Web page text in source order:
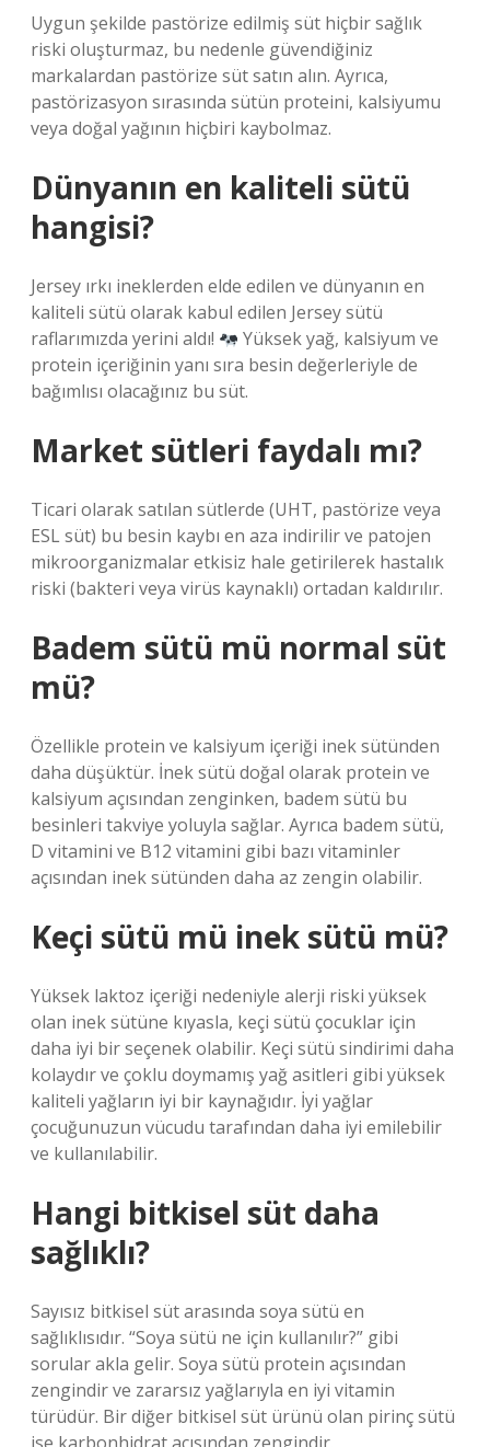
Uygun şekilde pastörize edilmiş süt hiçbir sağlık
riski oluşturmaz, bu nedenle güvendiğiniz
markalardan pastörize süt satın alın. Ayrıca,
pastörizasyon sırasında sütün proteini, kalsiyumu
veya doğal yağının hiçbiri kaybolmaz.
Dünyanın en kaliteli sütü
hangisi?
Jersey ırkı ineklerden elde edilen ve dünyanın en
kaliteli sütü olarak kabul edilen Jersey sütü
raflarımızda yerini aldı!
Yüksek yağ, kalsiyum ve
protein içeriğinin yanı sıra besin değerleriyle de
bağımlısı olacağınız bu süt.
Market sütleri faydalı mı?
Ticari olarak satılan sütlerde (UHT, pastörize veya
ESL süt) bu besin kaybı en aza indirilir ve patojen
mikroorganizmalar etkisiz hale getirilerek hastalık
riski (bakteri veya virüs kaynaklı) ortadan kaldırılır.
Badem sütü mü normal süt
mü?
Özellikle protein ve kalsiyum içeriği inek sütünden
daha düşüktür. İnek sütü doğal olarak protein ve
kalsiyum açısından zenginken, badem sütü bu
besinleri takviye yoluyla sağlar. Ayrıca badem sütü,
D vitamini ve B12 vitamini gibi bazı vitaminler
açısından inek sütünden daha az zengin olabilir.
Keçi sütü mü inek sütü mü?
Yüksek laktoz içeriği nedeniyle alerji riski yüksek
olan inek sütüne kıyasla, keçi sütü çocuklar için
daha iyi bir seçenek olabilir. Keçi sütü sindirimi daha
kolaydır ve çoklu doymamış yağ asitleri gibi yüksek
kaliteli yağların iyi bir kaynağıdır. İyi yağlar
çocuğunuzun vücudu tarafından daha iyi emilebilir
ve kullanılabilir.
Hangi bitkisel süt daha
sağlıklı?
Sayısız bitkisel süt arasında soya sütü en
sağlıklısıdır. “Soya sütü ne için kullanılır?” gibi
sorular akla gelir. Soya sütü protein açısından
zengindir ve zararsız yağlarıyla en iyi vitamin
türüdür. Bir diğer bitkisel süt ürünü olan pirinç sütü